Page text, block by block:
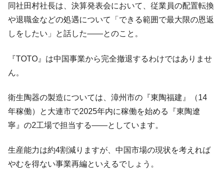
『Money1』
韓国「株式市場が賭博場のように変質した
のは政界の責任だ」
に。
『Money1』
韓国株式市場･暗黒の火曜日。サーキットブ
レイカーも発動！ 半導体2銘柄の暴落
Fact1
日本の誇る海洋資源調査船『白嶺』は先進技術の
Fact1
夏の甲子園、優勝校を最も多く輩出している都道
府県とは？
同社田村社長は、決算発表会において、従業員の配置転換
や退職金などの処遇について「できる範囲で最大限の恩返
しをしたい」と話した――とのこと。
『TOTO』は中国事業から完全撤退するわけではありませ
ん。
衛生陶器の製造については、漳州市の『東陶福建』（14
年稼働）と大連市で2025年内に稼働を始める『東陶遼
寧』の2工場で担当する――としています。
生産能力は約4割減りますが、中国市場の現状を考えれば
やむを得ない事業再編といえるでしょう。